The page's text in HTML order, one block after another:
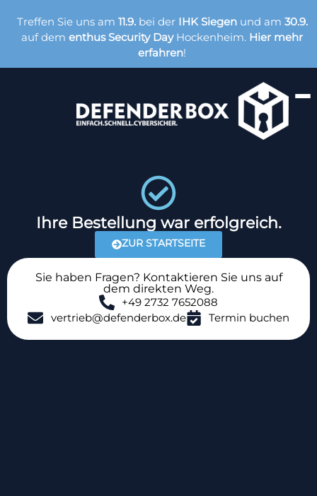
Treffen Sie uns am 11.9.bei der IHK Siegen und am 30.9.
auf dem enthus Security Day Hockenheim. Hier mehr
erfahren!
Ihre Bestellung war erfolgreich.
ZUR STARTSEITE
Sie haben Fragen? Kontaktieren Sie uns auf
dem direkten Weg.
+49 2732 7652088
vertrieb@defenderbox.de
Termin buchen